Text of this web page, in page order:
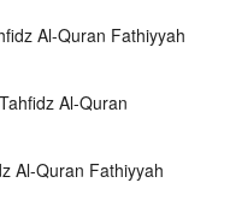
Al-Quran Fathiyyah
Al-Quran
Al-Quran Fathiyyah